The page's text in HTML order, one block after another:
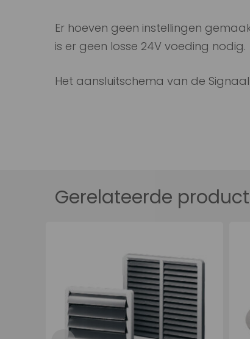
Er hoeven geen instellingen
is er geen losse 24V voeding nodig.
Het aansluitschema van de
Gerelateerde